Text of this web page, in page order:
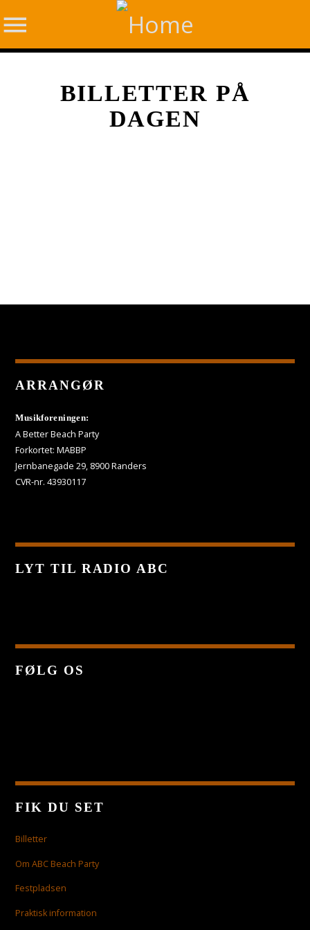
BILLETTER PÅ
DAGEN
ARRANGØR
Musikforeningen:
A Better Beach Party
Forkortet: MABBP
Jernbanegade 29, 8900 Randers
CVR-nr. 43930117
LYT TIL RADIO ABC
FØLG OS
FIK DU SET
Billetter
Om ABC Beach Party
Festpladsen
Praktisk information